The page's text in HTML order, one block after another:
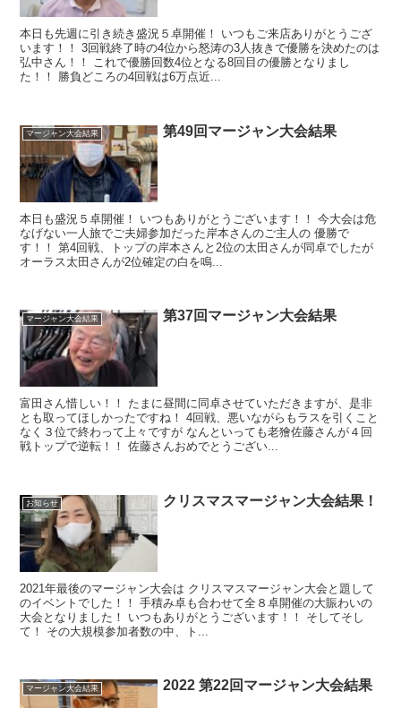
本日も先週に引き続き盛況５卓開催！ いつもご来店ありがとうござ
います！！ 3回戦終了時の4位から怒涛の3人抜きで優勝を決めたのは
弘中さん！！ これで優勝回数4位となる8回目の優勝となりまし
た！！ 勝負どころの4回戦は6万点近...
マージャン大会結果 第49回マージャン大会結果
本日も盛況５卓開催！ いつもありがとうございます！！ 今大会は危
なげない一人旅でご夫婦参加だった岸本さんのご主人の 優勝で
す！！ 第4回戦、トップの岸本さんと2位の太田さんが同卓でしたが
オーラス太田さんが2位確定の白を鳴...
マージャン大会結果 第37回マージャン大会結果
富田さん惜しい！！ たまに昼間に同卓させていただきますが、是非
とも取ってほしかったですね！ 4回戦、悪いながらもラスを引くこと
なく３位で終わって上々ですが なんといっても老獪佐藤さんが４回
戦トップで逆転！！ 佐藤さんおめでとうござい...
お知らせ クリスマスマージャン大会結果！
2021年最後のマージャン大会は クリスマスマージャン大会と題して
のイベントでした！！ 手積み卓も合わせて全８卓開催の大賑わいの
大会となりました！ いつもありがとうございます！！ そしてそし
て！ その大規模参加者数の中、ト...
マージャン大会結果 2022 第22回マージャン大会結果